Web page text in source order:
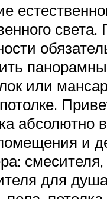
света.
или
абсолютно
и
смесителя,
для